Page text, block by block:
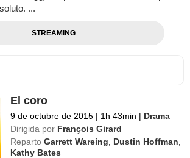
...
STREAMING
El coro
9 de octubre de 2015 | 1h 43min | Drama
Dirigida por François Girard
Reparto Garrett Wareing Dustin Hoffman
Kathy Bates